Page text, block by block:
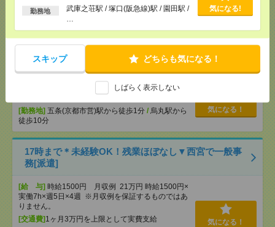
以上
勤務地
武庫之荘駅 / 塚口(阪急線)駅 / 園田駅 /
気になる!
スキップ どちらも気になる！
しばらく表示しない
[交通費] 交通費全額支給
武庫之荘駅
気になる！
《人気条件勢ぞろい！》週4日×10時×高時給！データ
入力！五条[派遣]
[勤務地] 五条(京都市営)駅から徒歩1分 / 烏丸駅から
徒歩10分
気になる！
17時まで＊未経験OK！残業ほぼなし▼西宮で一般事
務[派遣]
[給 与] 時給1500円 月収例 21万円 時給1500円×
実働7h×週5日×4週 ※月収例を保証するものではあ
りません。
[交通費] 1ヶ月3万円を上限として実費支給
気になる！